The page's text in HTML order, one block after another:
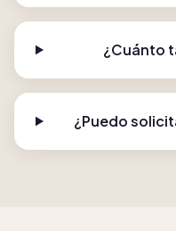
¿Cuánto
¿Puedo